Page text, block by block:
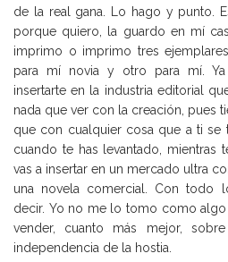
de la real gana. Lo hago y punto.
porque quiero, la guardo en mí
imprimo o imprimo tres
para mí novia y otro para mí.
insertarte en la industria editorial
nada que ver con la creación, pues
que con cualquier cosa que a ti se
cuando te has levantado, mientras
vas a insertar en un mercado ultra
una novela comercial. Con todo
decir. Yo no me lo tomo como
vender, cuanto más mejor,
independencia de la hostia.